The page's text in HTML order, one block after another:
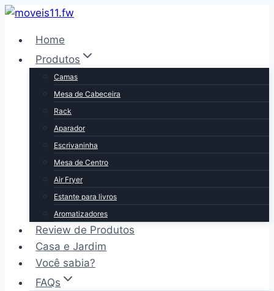
Pular
Conteúdo
Home
Produtos
Camas
Mesa de Cabeceira
Rack
Aparador
Escrivaninha
Mesa de Centro
Air Fryer
Estante para livros
Aromatizadores
Review de Produtos
Casa e Jardim
Você sabia?
FAQs